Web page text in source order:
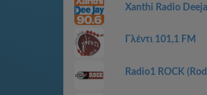
Xanthi Radio
Γλέντι 101,1 FM
Radio1 ROCK